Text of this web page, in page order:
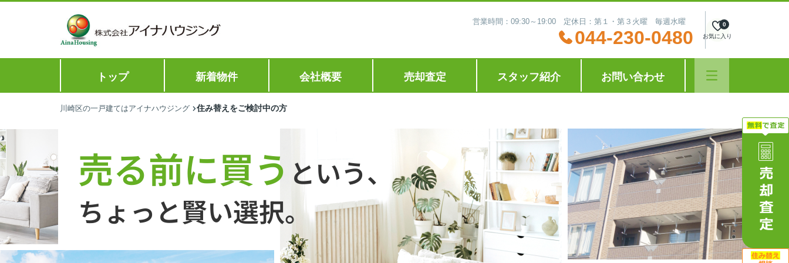
営業時間：09:30～19:00 定休日：第１・第３火曜 毎週水曜
044-230-0480 お気に入り
0
トップ 新着物件 会社概要 売却査定 スタッフ紹介 お問い合わせ
川崎区の一戸建てはアイナハウジング 住み替えをご検討中の方
売る前に買う という、
ちょっと賢い選択。